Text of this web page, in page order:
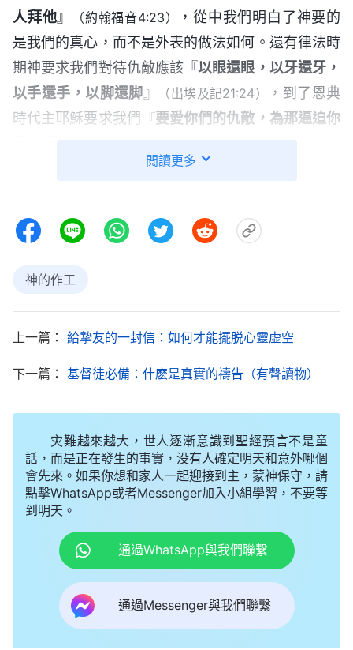
人拜他』 （約翰福音4:23）
，從中我們明白了神要的
是我們的真心，而不是外表的做法如何。還有律法時
期神要求我們對待仇敵應該『以眼還眼，以牙還牙，
以手還手，以脚還脚 』 （出埃及記21:24）
，到了恩典
時代主耶穌要求我們『要愛你們的仇敵，為那逼迫你
時期和律法時期作的工作大不相同，神是按着我們敗
的真理，將我們帶入更新的作工當中，但不管神的工
作怎麽變，神的實質不變，神拯救我們的心意永遠不
變。」
蒙娜高興地説：「姐，你説的還真是這麽回事，
神的作工的確是根據我們人類的需要不斷向前發展，
段。看來，我們不認識神的作工常新不舊，確實很難
蒙悦説：「是啊，我們不認識神的作工，還能憑
狂妄性情用頭腦去衡量、研究，頑固地持守自己的觀
念想象，認為神的作工一成不變，只要守着律法時代
的工作就能蒙神稱許，豈不知這是在定規神、抵擋
神，是觸犯神性情的事。就像當初的法利賽人
耶穌顯現作工時，法利賽人認為主耶穌傳講悔改的
道，還在安息日給人醫病趕鬼等超出了舊約律法，與
他們的觀念想象不符，就瘋狂抵擋、定罪、褻瀆主耶
閲讀更多
神的作工
上一篇： 給摯友的一封信：如何才能擺脱心靈虚空
下一篇： 基督徒必備：什麽是真實的禱告（有聲讀物）
灾難越來越大，世人逐漸意識到聖經預言不是童
話，而是正在發生的事實，没有人確定明天和意外哪個
會先來。如果你想和家人一起迎接到主，蒙神保守，請
點擊WhatsApp或者Messenger加入小組學習，不要等
到明天。
通過WhatsApp與我們聯繫
通過Messenger與我們聯繫